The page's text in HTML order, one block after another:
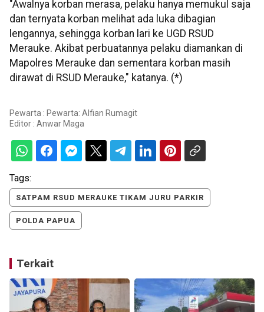
"Awalnya korban merasa, pelaku hanya memukul saja
dan ternyata korban melihat ada luka dibagian
lengannya, sehingga korban lari ke UGD RSUD
Merauke. Akibat perbuatannya pelaku diamankan di
Mapolres Merauke dan sementara korban masih
dirawat di RSUD Merauke," katanya. (*)
Pewarta : Pewarta: Alfian Rumagit
Editor : Anwar Maga
Tags:
SATPAM RSUD MERAUKE TIKAM JURU PARKIR
POLDA PAPUA
Terkait